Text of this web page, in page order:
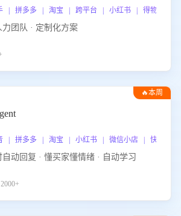
| 拼多多 | 淘宝 | 跨平台 | 小红书 | 得物 | 企
团队 · 定制化方案
🔥本周
| 拼多多 | 淘宝 | 小红书 | 微信小店 | 快手 |
动回复 · 懂买家懂情绪 · 自动学习